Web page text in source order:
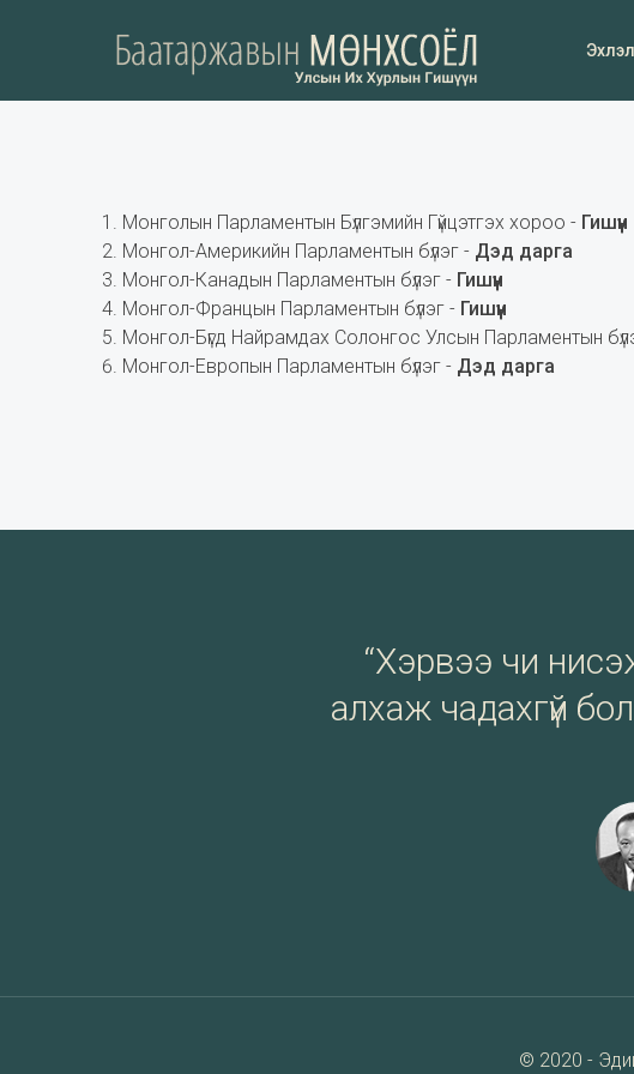
Эхлэл
Монголын Парламентын Бүлгэмийн Гүйцэтгэх хороо - Гишүүн
Монгол-Америкийн Парламентын бүлэг - Дэд дарга
Монгол-Канадын Парламентын бүлэг - Гишүүн
Монгол-Францын Парламентын бүлэг - Гишүүн
Монгол-Бүгд Найрамдах Солонгос Улсын Парламентын
Монгол-Европын Парламентын бүлэг - Дэд дарга
“Хэрвээ чи
алхаж чадахгүй
© 2020 -